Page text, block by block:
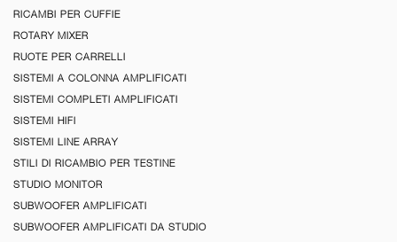
RICAMBI PER CUFFIE
ROTARY MIXER
RUOTE PER CARRELLI
SISTEMI A COLONNA AMPLIFICATI
SISTEMI COMPLETI AMPLIFICATI
SISTEMI HIFI
SISTEMI LINE ARRAY
STILI DI RICAMBIO PER TESTINE
STUDIO MONITOR
SUBWOOFER AMPLIFICATI
SUBWOOFER AMPLIFICATI DA STUDIO